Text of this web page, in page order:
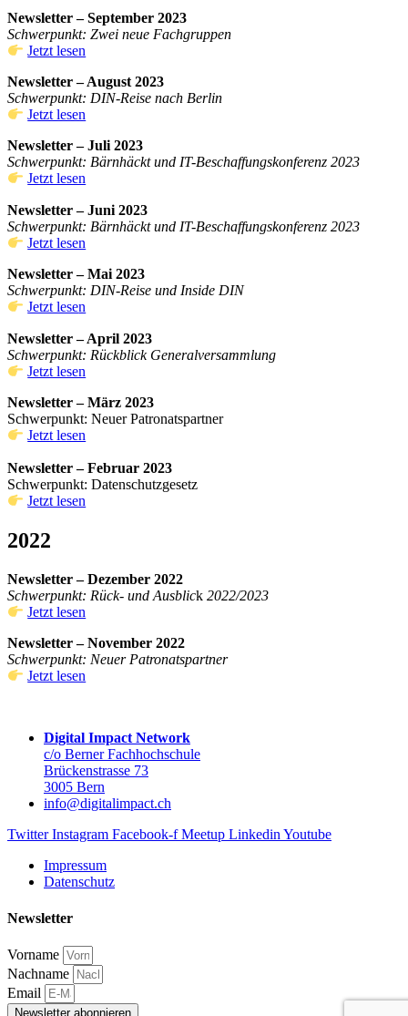
Newsletter – September 2023
Schwerpunkt: Zwei neue Fachgruppen
Jetzt lesen
Newsletter – August 2023
Schwerpunkt: DIN-Reise nach Berlin
Jetzt lesen
Newsletter – Juli 2023
Schwerpunkt: Bärnhäckt und IT-Beschaffungskonferenz 2023
Jetzt lesen
Newsletter – Juni 2023
Schwerpunkt: Bärnhäckt und IT-Beschaffungskonferenz 2023
Jetzt lesen
Newsletter – Mai 2023
Schwerpunkt: DIN-Reise und Inside DIN
Jetzt lesen
Newsletter – April 2023
Schwerpunkt: Rückblick Generalversammlung
Jetzt lesen
Newsletter – März 2023
Schwerpunkt: Neuer Patronatspartner
Jetzt lesen
Newsletter – Februar 2023
Schwerpunkt: Datenschutzgesetz
Jetzt lesen
2022
Newsletter – Dezember 2022
Schwerpunkt: Rück- und Ausblick 2022/2023
Jetzt lesen
Newsletter – November 2022
Schwerpunkt: Neuer Patronatspartner
Jetzt lesen
Digital Impact Network
c/o Berner Fachhochschule
Brückenstrasse 73
3005 Bern
info@digitalimpact.ch
Twitter Instagram Facebook-f Meetup LinkedinYoutube
Impressum
Datenschutz
Newsletter
Vorname
Nachname
Email
Newsletter abonnieren